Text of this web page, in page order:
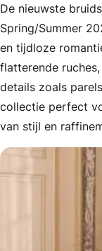
De nieuwste
De nieuwste
Spring/Summer
en tijdloze
flatterende
details zoals
collectie perfect
van stijl en